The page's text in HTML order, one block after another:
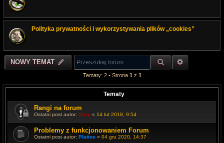
j
Polityka prywatności i wykorzystywania plików „cookies”
NOWY TEMAT SZUKAJ
Tematy: 2 • Strona 1 z 1
Tematy
Rangi na forum
Ostatni post autor: Gary « 14 lut 2018, 9:54
Problemy z funkcjonowaniem Forum
Ostatni post autor: Platine « 04 gru 2020, 14:37